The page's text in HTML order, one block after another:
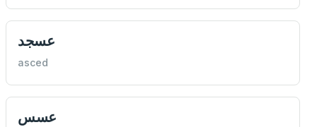
عسجد
asced
عسس